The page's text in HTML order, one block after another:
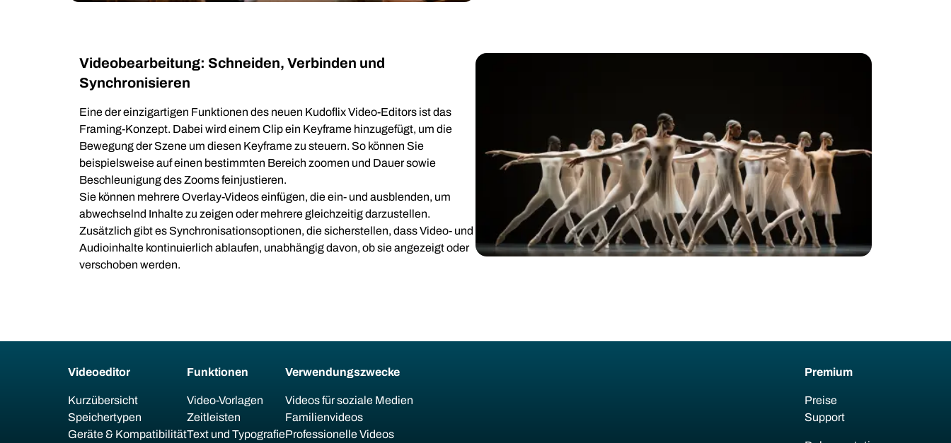
Videobearbeitung: Schneiden, Verbinden und
Synchronisieren
Eine der einzigartigen Funktionen des neuen Kudoflix Video-Editors ist das
Framing-Konzept. Dabei wird einem Clip ein Keyframe hinzugefügt, um die
Bewegung der Szene um diesen Keyframe zu steuern. So können Sie
beispielsweise auf einen bestimmten Bereich zoomen und Dauer sowie
Beschleunigung des Zooms feinjustieren.
Sie können mehrere Overlay-Videos einfügen, die ein- und ausblenden, um
abwechselnd Inhalte zu zeigen oder mehrere gleichzeitig darzustellen.
Zusätzlich gibt es Synchronisationsoptionen, die sicherstellen, dass Video- und
Audioinhalte kontinuierlich ablaufen, unabhängig davon, ob sie angezeigt oder
verschoben werden.
Videoeditor
Kurzübersicht
Speichertypen
Geräte & Kompatibilität
Funktionen
Video-Vorlagen
Zeitleisten
Text und Typografie
Verwendungszwecke
Videos für soziale Medien
Familienvideos
Professionelle Videos
Premium
Preise
Support